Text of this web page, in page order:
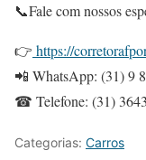
📞Fale com nossos
👉 https://
📲 WhatsApp: (31) 9
☎ Telefone: (31)
Categorias: Carros